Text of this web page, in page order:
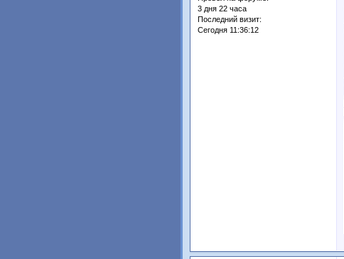
3 дня 22 часа
Последний визит:
Сегодня 11:36:12